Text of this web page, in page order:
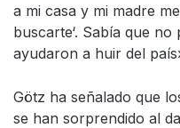
a mi casa y mi madre
buscarte‘. Sabía que no
ayudaron a huir del
Götz ha señalado que
se han sorprendido al